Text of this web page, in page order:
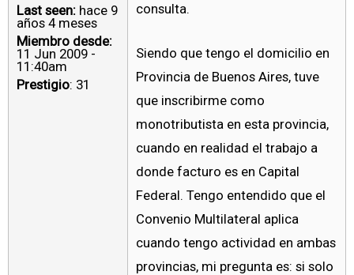
Last seen: hace 9
años 4 meses
Miembro desde:
11 Jun 2009 -
11:40am
Prestigio: 31
consulta.
Siendo que tengo el domicilio en
Provincia de Buenos Aires, tuve
que inscribirme como
monotributista en esta provincia,
cuando en realidad el trabajo a
donde facturo es en Capital
Federal. Tengo entendido que el
Convenio Multilateral aplica
cuando tengo actividad en ambas
provincias, mi pregunta es: si solo